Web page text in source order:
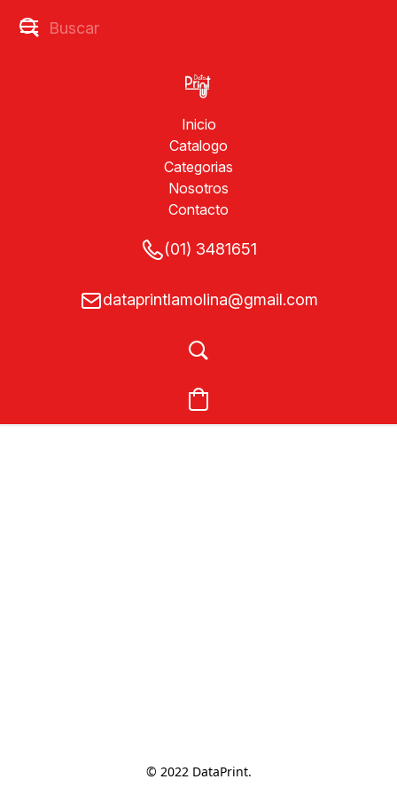
Inicio
Catalogo
Categorias
Nosotros
Contacto
(01) 3481651
dataprintlamolina@gmail.com
© 2022 DataPrint.